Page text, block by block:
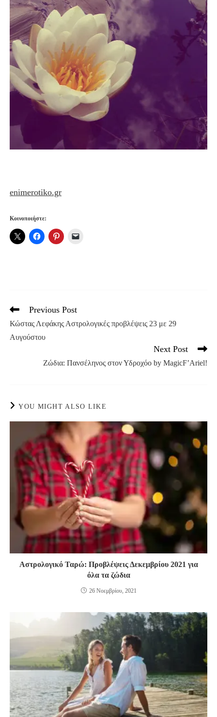
enimerotiko.gr
Κοινοποιήστε:
Read
articles
Previous Post
Κώστας Λεφάκης Αστρολογικές προβλέψεις 23 με 29
Αυγούστου
Next Post
Ζώδια: Πανσέληνος στον Υδροχόο by MagicF’Ariel!
YOU MIGHT ALSO LIKE
Αστρολογικό Ταρώ: Προβλέψεις Δεκεμβρίου 2021 για
όλα τα ζώδια
26 Νοεμβρίου, 2021